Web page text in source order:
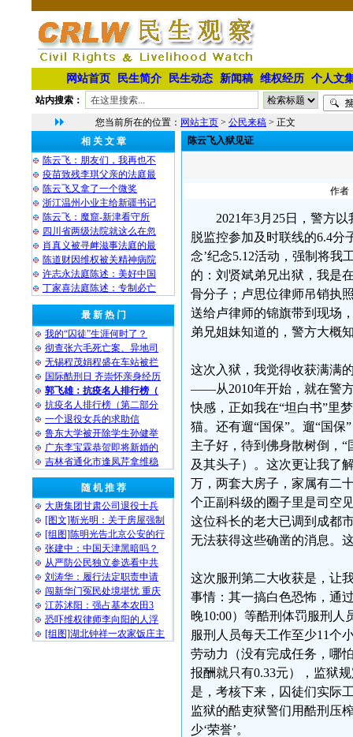
网站首页 民生简介 民生动态 新闻稿 维权经历 个人文
站内搜索：
您当前所在的位置： 网站主页 > 公民来稿 > 正文
相 关 文 章
陈云飞：朋友们，我再也不
疫苗致残李琪父亲的法庭最
陈云飞又拿了一个微奖
浙江温州小业主给新疆书记
陈云飞：魔窟-新津看守所
四川省两级法院就这么在忽
肖真义被寻衅滋事法庭的最
陈道财因维权被关精神病院
许志永法庭陈述：美好中国
丁家喜法庭陈述：专制必亡
最 新 热 门
我的“囚徒”生涯何时了？
彻查张六毛死亡案、异地司
无锡程茂娟程盛在车站被拦
国际酷刑日 齐崇怀亲身经历
郭飞雄：抗疫名人排行榜（
抗疫名人排行榜（第二部分
一个退役女兵的求助信
鲁东大学被开除学生孙健举
广东李宝霖恭贺即将新婚的
吉林省通化市逢凤芹拿维稳
随 机 推 荐
大唐集团甘肃公司退役士兵
[图文]靳光明：关于房屋强制
[组图]陈明光告北京公安的行
张建中：中国天津黑暗吗？
从严防公民独立参选看中共
刘涛华：履行法定职责申请
闯新华门冤民处境堪忧 重庆
江苏沭阳：强占基本农田3
恐吓维权律师李向阳的人浮
[组图]湖北钟祥一农家饭庄主
陈云飞入狱见证
作者
2021年3月25日，警方
脱监控参加及时联线的6.4分
念’纪念5.12活动，强制将我
的：刘贤斌弟兄出狱，我是
骨分子；卢思位律师吊销执
送给卢律师的锦旗带到现场
弟兄姐妹知道的，警方大概
这次入狱，我觉得收获满满
——从2010年开始，就在警
快感，正如我在“坦白书”里
猫。还有遛“国保”。遛“国
主子好，待到佛身散树倒，
及其头子）。这次更让我了
万，两套大房子，家属有二
个正副科级的圈子里是司空
这位科长的老大已调到成都
无法获得这些确凿的消息。
这次服刑第二大收获是，让
事情：其一搞白色恐怖，通
晚10:00）等酷刑体罚服刑
服刑人员每天工作至少11个
劳动力（没有完成任务，哪
报酬就只有0.33元），监狱
是，考核下来，囚徒们实际
监狱的酷吏狱警们用酷刑压
少‘荣誉’。